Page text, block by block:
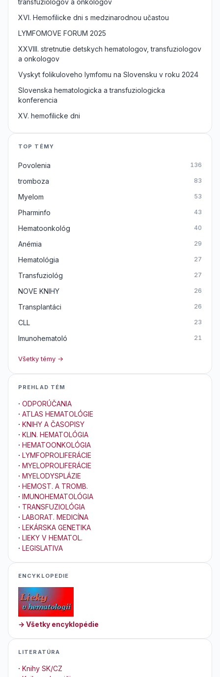
XVI. Hemofilicke dni s medzinarodnou učastou
LYMFOMOVE FORUM 2025
XXVIII. stretnutie detskych hematologov, transfuziologov
a onkologov
Vyskyt folikuloveho lymfomu na Slovensku v roku 2024
Slovenska hematologicka a transfuziologicka
konferencia
XV. hemofilicke dni
TOP TÉMY
Povolenia 136
tromboza 83
Myelom 53
Pharminfo 43
Hematoonkológ 40
Anémia 29
Hematológia 27
Transfuziológ 27
NOVE KNIHY 26
Transplantáci 26
CLL 23
Imunohematoló 21
Všetky témy →
PREHLAD TÉM
· ODPORÚČANIA
· ATLAS HEMATOLÓGIE
· KNIHY A ČASOPISY
· KLIN. HEMATOLÓGIA
· HEMATOONKOLÓGIA
· LYMFOPROLIFERÁCIE
· MYELOPROLIFERÁCIE
· MYELODYSPLÁZIE
· HEMOST. A TROMB.
· IMUNOHEMATOLÓGIA
· TRANSFUZIOLÓGIA
· LABORAT. MEDICÍNA
· LEKÁRSKA GENETIKA
· LIEKY V HEMATOL.
· LEGISLATIVA
ENCYKLOPEDIE
→ Všetky encyklopédie
LITERATÚRA
· Knihy SK/CZ